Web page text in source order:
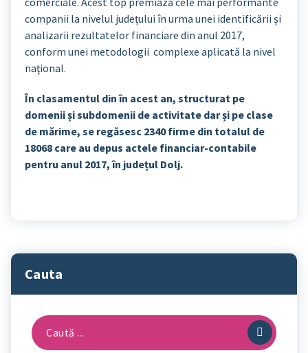
companii la nivelul județului în urma unei identificării și
analizarii rezultatelor financiare din anul 2017,
conform unei metodologii complexe aplicată la nivel
naţional.
În clasamentul din în acest an, structurat pe
domenii și subdomenii de activitate dar și pe clase
de mărime, se regăsesc 2340 firme din totalul de
18068 care au depus actele financiar-contabile
pentru anul 2017, în județul Dolj.
Cauta
Caută
după: